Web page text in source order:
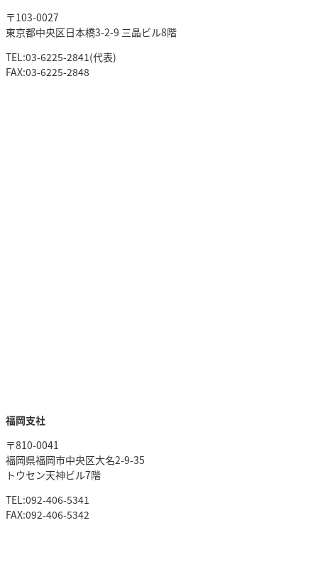
〒103-0027
東京都中央区日本橋3-2-9 三晶ビル8階
TEL:03-6225-2841(代表)
FAX:03-6225-2848
福岡支社
〒810-0041
福岡県福岡市中央区大名2-9-35
トウセン天神ビル7階
TEL:092-406-5341
FAX:092-406-5342